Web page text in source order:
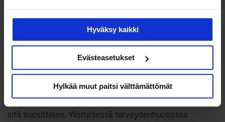
Hyväksy kaikki
Evästeasetukset
Hylkää muut paitsi välttämättömät
Kenen kannattaa testauttaa oma D-vitamiinitasonsa
labrassa ja milloin?
Jos D-vitamiinin saanti huolestuttaa ja vaivaa mieltä,
mikään ei estä testauttamasta tämän vitamiinin tasoa
laboratoriossa. Perusterveen kannattaa kuitenkin
mittauttaa D-vitamiinitasonsa lähinnä silloin, jos lääkäri
sitä suosittelee. Yksityisessä terveydenhuollossa